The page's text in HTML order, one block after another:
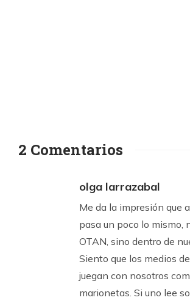
2 Comentarios
olga larrazabal
Me da la impresión que
pasa un poco lo mismo,
OTAN, sino dentro de
Siento que los medios
juegan con nosotros
marionetas. Si uno lee